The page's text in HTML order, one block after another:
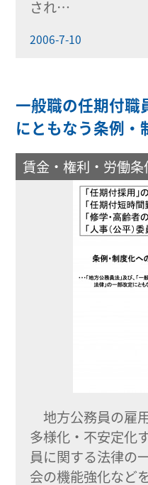
され…
2006-7-10
一般職の任期付職
にともなう条例
賃金・権利・労働条
地方公務員の雇
多様化・不安定化
員に関する法律の
会の機能強化など